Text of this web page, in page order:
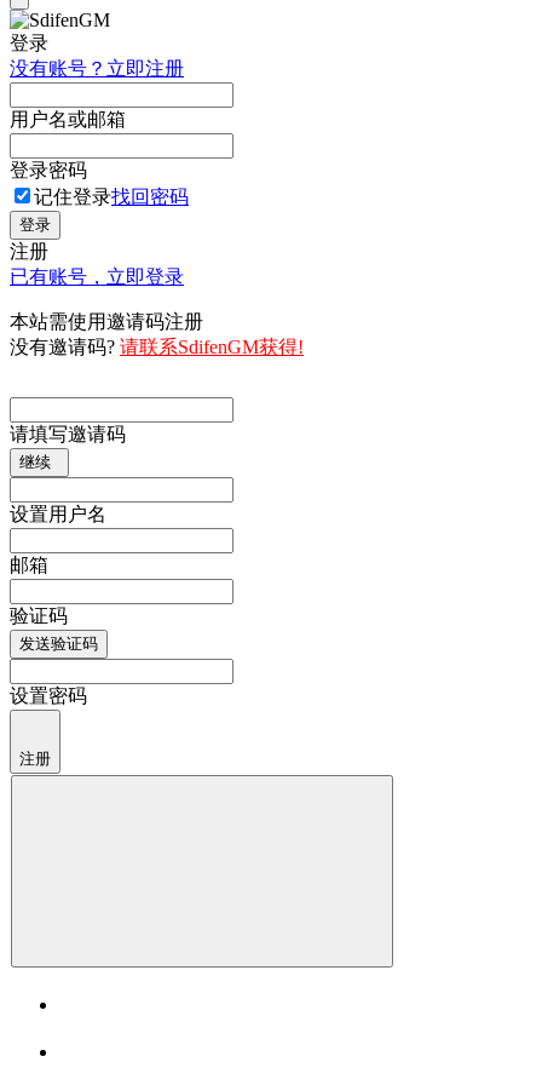
登录
没有账号？立即注册
用户名或邮箱
登录密码
记住登录找回密码
登录
注册
已有账号，立即登录
本站需使用邀请码注册
没有邀请码? 请联系SdifenGM获得!
请填写邀请码
继续
设置用户名
邮箱
验证码
发送验证码
设置密码
注册